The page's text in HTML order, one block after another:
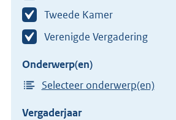
Tweede Kamer
Verenigde Vergadering
Onderwerp(en)
Selecteer onderwerp(en)
Vergaderjaar